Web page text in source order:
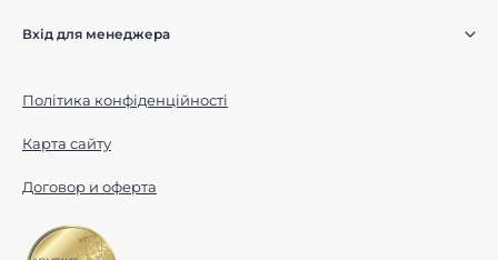
Вхід для менеджера
Політика конфіденційності
Карта сайту
Договор и оферта